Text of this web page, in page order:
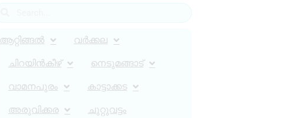
ആറ്റിങ്ങൽ വർക്കല
ചിറയിൻകീഴ് നെടുമങ്ങാട്
വാമനപുരം കാട്ടാക്കട
അരുവിക്കര ചുറ്റുവട്ടം